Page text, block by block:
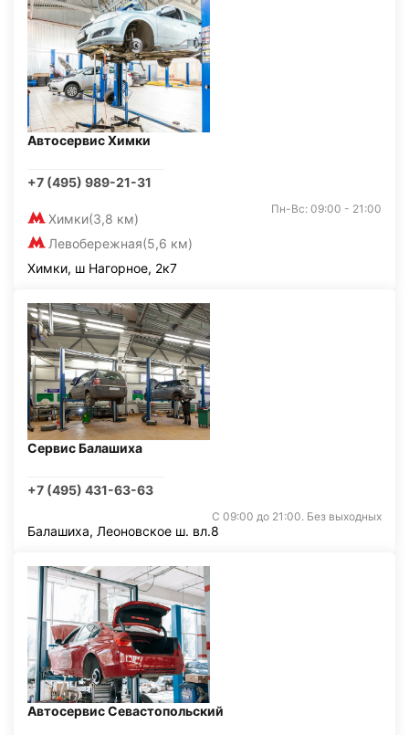
Автосервис Химки
+7 (495) 989-21-31
Химки(3,8 км)
Левобережная(5,6 км)
Пн-Вс: 09:00 - 21:00
Химки, ш Нагорное, 2к7
Сервис Балашиха
+7 (495) 431-63-63
С 09:00 до 21:00. Без выходных
Балашиха, Леоновское ш. вл.8
Автосервис Севастопольский